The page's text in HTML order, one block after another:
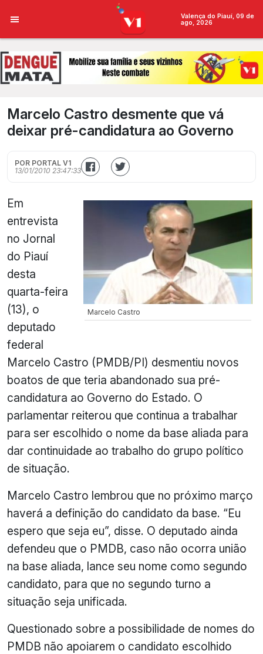
Valença do Piauí, 09 de
ago, 2026
Marcelo Castro desmente que vá
deixar pré-candidatura ao Governo
POR PORTAL V1
13/01/2010 23:47:33
Marcelo Castro
Em
entrevista
no Jornal
do Piauí
desta
quarta-feira
(13), o
deputado
federal
Marcelo Castro (PMDB/PI) desmentiu novos
boatos de que teria abandonado sua pré-
candidatura ao Governo do Estado. O
parlamentar reiterou que continua a trabalhar
para ser escolhido o nome da base aliada para
dar continuidade ao trabalho do grupo político
de situação.
Marcelo Castro lembrou que no próximo março
haverá a definição do candidato da base. “Eu
espero que seja eu”, disse. O deputado ainda
defendeu que o PMDB, caso não ocorra união
na base aliada, lance seu nome como segundo
candidato, para que no segundo turno a
situação seja unificada.
Questionado sobre a possibilidade de nomes do
PMDB não apoiarem o candidato escolhido